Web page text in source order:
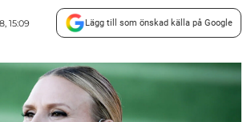
15:09 Lägg till som önskad källa på Google